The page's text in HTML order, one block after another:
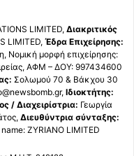
LIMITED, Διακριτικός
LIMITED, Έδρα Επιχείρησης:
μορφή επιχείρησης:
ΑΦΜ – ΔΟΥ: 997434600
Σολωμού 70 & Βάκχου 30
Ιδιοκτήτης:
/ Διαχειρίστρια: Γεωργία
Διευθύντρια σύνταξης:
ZYRIANO LIMITED